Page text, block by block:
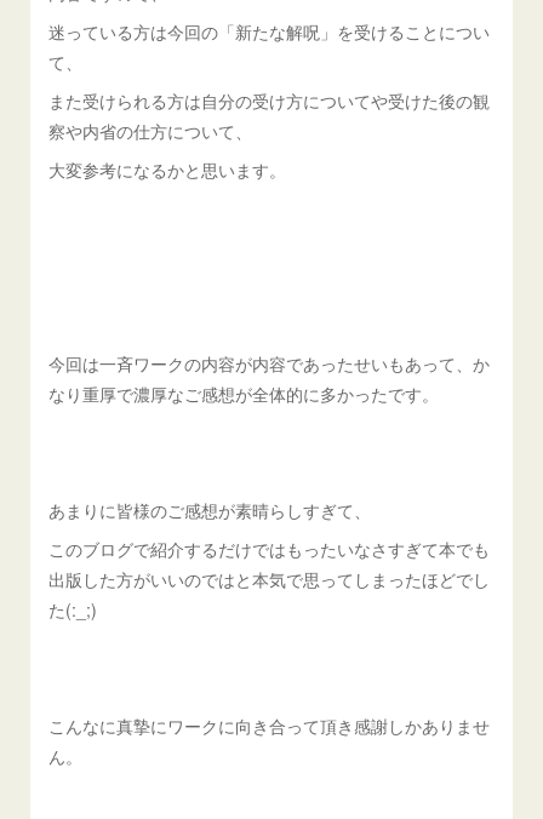
迷っている方は今回の「新たな解呪」を受けることについ
て、
また受けられる方は自分の受け方についてや受けた後の観
察や内省の仕方について、
大変参考になるかと思います。
今回は一斉ワークの内容が内容であったせいもあって、か
なり重厚で濃厚なご感想が全体的に多かったです。
あまりに皆様のご感想が素晴らしすぎて、
このブログで紹介するだけではもったいなさすぎて本でも
出版した方がいいのではと本気で思ってしまったほどでし
た(:_;)
こんなに真摯にワークに向き合って頂き感謝しかありませ
ん。